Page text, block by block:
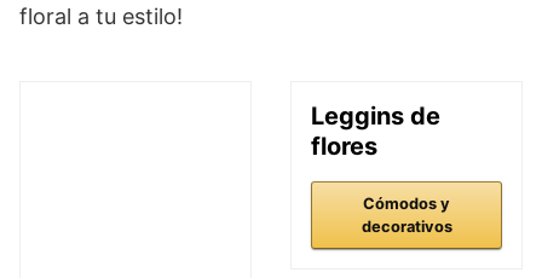
floral a tu estilo!
Leggins de
flores
Cómodos y
decorativos